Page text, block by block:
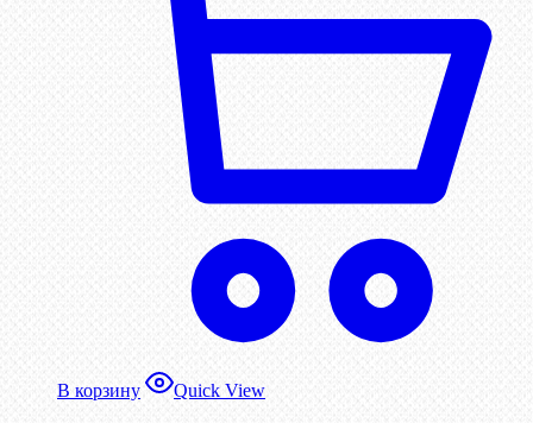
В корзину Quick View